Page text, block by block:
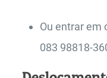
Ou entrar em
083 98818-